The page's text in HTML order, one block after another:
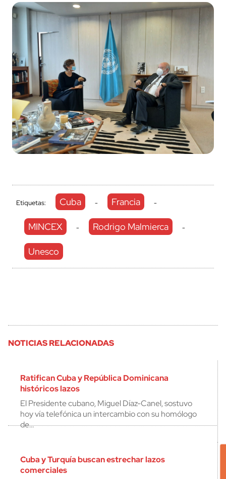
Etiquetas: Cuba - Francia -
MINCEX - Rodrigo Malmierca -
Unesco
NOTICIAS RELACIONADAS
Ratifican Cuba y República Dominicana
históricos lazos
El Presidente cubano, Miguel Díaz-Canel, sostuvo
hoy vía telefónica un intercambio con su homólogo
de…
Cuba y Turquía buscan estrechar lazos
comerciales